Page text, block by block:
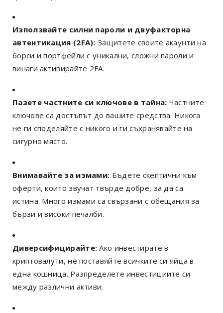
Използвайте силни пароли и двуфакторна
автентикация (2FA): Защитете своите акаунти на
борси и портфейли с уникални, сложни пароли и
винаги активирайте 2FA.
Пазете частните си ключове в тайна: Частните
ключове са достъпът до вашите средства. Никога
не ги споделяйте с никого и ги съхранявайте на
сигурно място.
Внимавайте за измами: Бъдете скептични към
оферти, които звучат твърде добре, за да са
истина. Много измами са свързани с обещания за
бързи и високи печалби.
Диверсифицирайте: Ако инвестирате в
криптовалути, не поставяйте всичките си яйца в
една кошница. Разпределете инвестициите си
между различни активи.